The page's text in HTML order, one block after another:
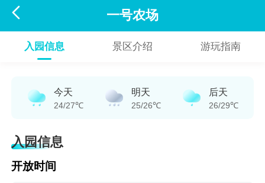
 一号农场
入园信息 景区介绍 游玩指南
今天
24/27℃
明天
25/26℃
后天
26/29℃
入园信息
开放时间